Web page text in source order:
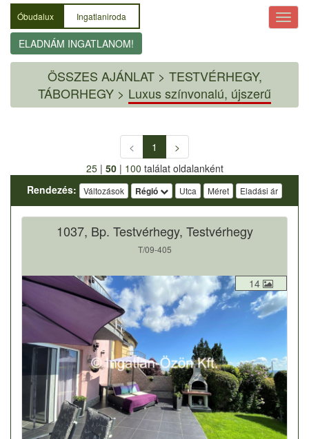
Óbudalux Ingatlaniroda
ELADNÁM INGATLANOM!
ÖSSZES AJÁNLAT> TESTVÉRHEGY,
TÁBORHEGY > Luxus színvonalú, újszerű
< 1
>
25| 50| 100 találat oldalanként
Rendezés:
Változások Régió Utca Méret Eladási ár
1037, Bp. Testvérhegy, Testvérhegy
T/09-405
14